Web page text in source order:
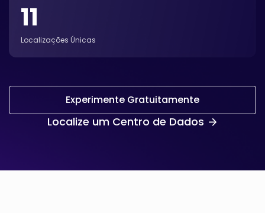
11
Localizações Únicas
Experimente Gratuitamente
Localize um Centro de Dados